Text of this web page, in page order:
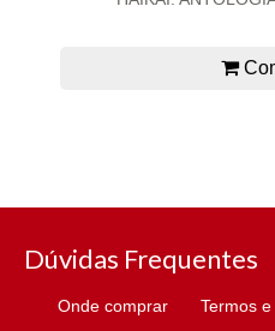
Dúvidas Frequentes
Onde comprar Termos